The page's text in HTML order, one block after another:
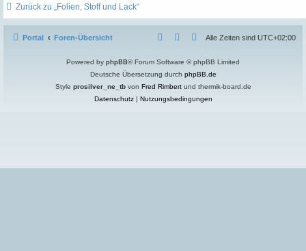
Zurück zu „Folien, Stoff und Lack“
Portal Foren-Übersicht Alle Zeiten sind UTC+02:00
Powered by phpBB® Forum Software © phpBB Limited
Deutsche Übersetzung durch phpBB.de
Style prosilver_ne_tbvon Fred Rimbertund thermik-board.de
Datenschutz| Nutzungsbedingungen